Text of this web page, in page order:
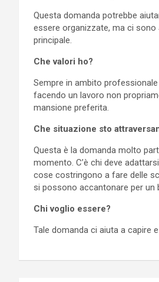
Questa domanda potrebbe
essere organizzate, ma ci sono
principale.
Che valori ho?
Sempre in ambito
facendo un lavoro non
mansione preferita.
Che situazione sto
Questa è la domanda molto
momento. C’è chi deve
cose costringono a fare delle
si possono accantonare per un
Chi voglio essere?
Tale domanda ci aiuta a capire